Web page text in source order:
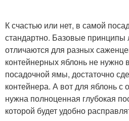
К счастью или нет, в самой
стандартно. Базовые принципы
отличаются для разных
контейнерных яблонь не нужно
посадочной ямы, достаточно
контейнера. А вот для яблонь с
нужна полноценная глубокая
которой будет удобно